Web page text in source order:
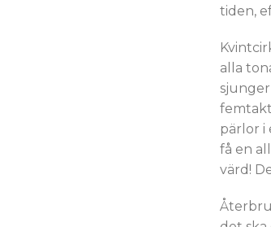
tiden,
alla
pärlor i
få en
värd!